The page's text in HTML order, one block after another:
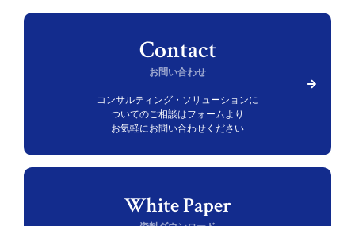
お問い合わせ
コンサルティング・ソリューションに
ついてのご相談はフォームより
お気軽にお問い合わせください